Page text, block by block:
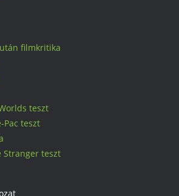
filmkritika
teszt
Pac teszt
Stranger teszt